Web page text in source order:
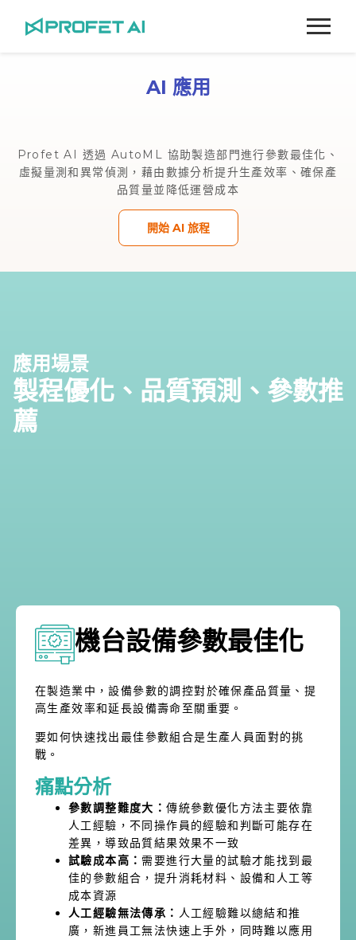
AI 應用
Profet AI 透過 AutoML 協助製造部門進行參數最佳化、
虛擬量測和異常偵測，藉由數據分析提升生產效率、確保產
品質量並降低運營成本
開始 AI 旅程
應用場景
製程優化、品質預測、參數推
薦
機台設備參數最佳化
在製造業中，設備參數的調控對於確保產品質量、提
高生產效率和延長設備壽命至關重要。
要如何快速找出最佳參數組合是生產人員面對的挑
戰。
痛點分析
參數調整難度大：傳統參數優化方法主要依靠
人工經驗，不同操作員的經驗和判斷可能存在
差異，導致品質結果效果不一致
試驗成本高： 需要進行大量的試驗才能找到最
佳的參數組合，提升消耗材料、設備和人工等
成本資源
人工經驗無法傳承： 人工經驗難以總結和推
廣，新進員工無法快速上手外，同時難以應用